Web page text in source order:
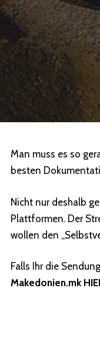
Man muss es so
besten
Nicht nur deshalb
Plattformen. Der
wollen den
Falls Ihr die
Makedonien.mk